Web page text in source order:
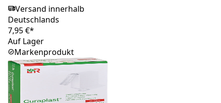
Versand innerhalb
Deutschlands
7,95 €*
Auf Lager
Markenprodukt